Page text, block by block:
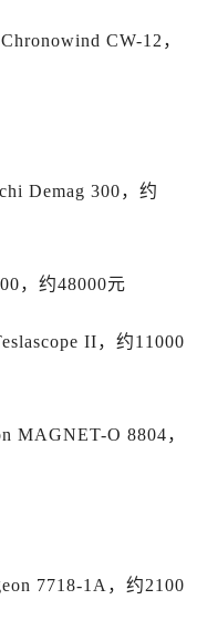
黑龙江省哈尔滨市道里区友谊西路600号富力中心T2座写字楼29层03室室泰格豪雅售后服务中心（需提前预约）
江苏省南通市崇川区工农路57号圆融广场写字楼16层1603室泰格豪雅售后服务中心（需提前预约）
福建省泉州市丰泽区宝洲路729号浦西万达中心写字楼A座7楼709室泰格豪雅售后服务中心（需提前预约）
吉林省长春市朝阳区西安大路727号中银大厦A座(旺进大厦)18层09室泰格豪雅售后服务中心（需提前预约）
海南省海口市龙华区金贸东路5号海口华润大厦B座17层1707室泰格豪雅售后服务中心（需提前预约）
CW-12，
Demag 300，约
，约48000元
II，约11000
MAGNET-O 8804，
7718-1A，约2100